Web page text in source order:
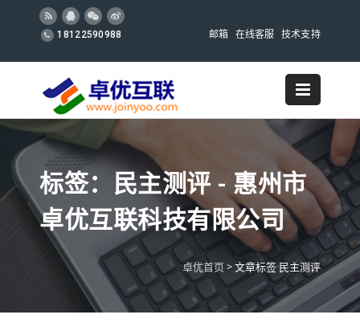
18122590988 邮箱 在线客服 技术支持
标签：民主测评 - 惠州市
卓优互联科技有限公司
卓优首页 >文章标签 民主测评